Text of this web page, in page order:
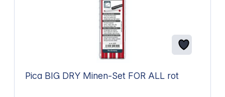
Pica BIG DRY Minen-Set FOR ALL rot